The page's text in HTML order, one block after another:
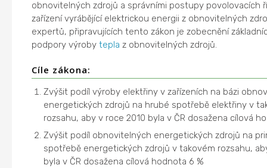
obnovitelných zdrojů a správními postupy povolovacích
zařízení vyrábějící elektrickou energii z obnovitelných
expertů, připravujících tento zákon je zobecnění
podpory výrobytepla z obnovitelných zdrojů.
Cíle zákona:
Zvýšit podíl výroby elektřiny v zařízeních na bázi
energetických zdrojů na hrubé spotřebě elektřiny v
rozsahu, aby v roce 2010 byla v ČR dosažena cílová
Zvýšit podíl obnovitelných energetických zdrojů na
spotřebě energetických zdrojů v takovém rozsahu,
byla v ČR dosažena cílová hodnota 6 %